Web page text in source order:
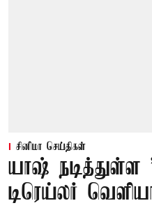
சினிமா செய்திகள்
யாஷ் நடித்துள்ள
டிரெய்லர்